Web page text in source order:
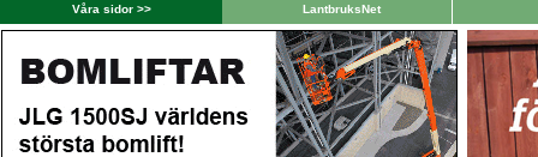
Våra sidor >> LantbruksNet